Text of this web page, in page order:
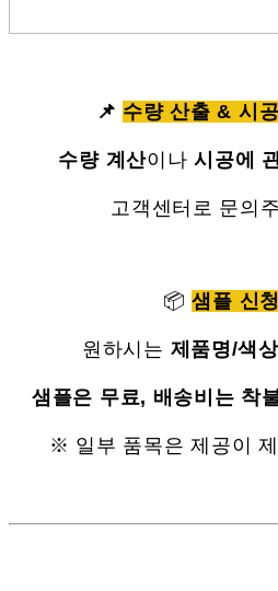
📌 수량 산출 & 시
수량 계산이나시공에
고객센터로 문의
📦샘플 신
원하시는 제품명/색상
샘플은 무료, 배송비는 착
※ 일부 품목은 제공이